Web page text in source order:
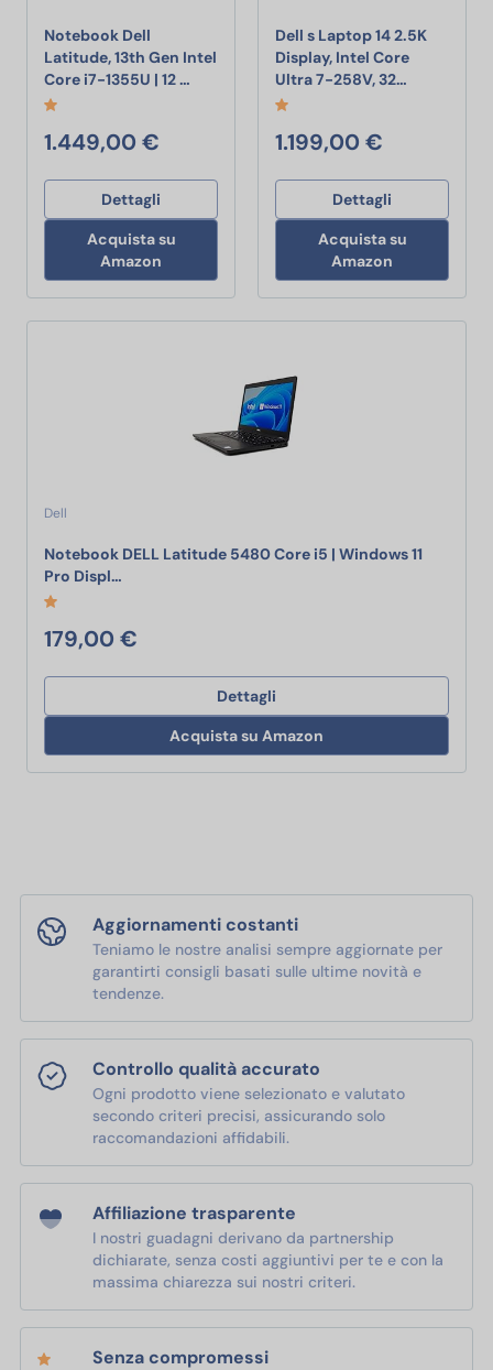
Notebook Dell
Latitude, 13th Gen Intel
Core i7-1355U | 12 … Notebook Dell Latitude, 13th Gen Intel
1.449,00 €
Dettagli
Acquista su
Amazon
Dell s Laptop 14 2.5K
Display, Intel Core
Ultra 7-258V, 32…
1.199,00 €
Dettagli
Acquista su
Amazon
Dell
Notebook DELL Latitude 5480 Core i5 | Windows 11
Pro Displ…
179,00 €
Dettagli
Acquista su Amazon
Aggiornamenti costanti
Teniamo le nostre analisi sempre aggiornate per
garantirti consigli basati sulle ultime novità e
tendenze.
Controllo qualità accurato
Ogni prodotto viene selezionato e valutato
secondo criteri precisi, assicurando solo
raccomandazioni affidabili.
Affiliazione trasparente
I nostri guadagni derivano da partnership
dichiarate, senza costi aggiuntivi per te e con la
massima chiarezza sui nostri criteri.
Senza compromessi